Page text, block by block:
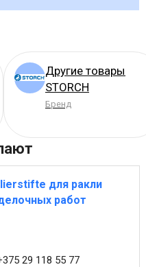
Другие товары
STORCH
Бренд
для ракли
работ
29 118 55 77